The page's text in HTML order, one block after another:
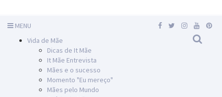
MENU
Vida de Mãe
Dicas de It Mãe
It Mãe Entrevista
Mães e o sucesso
Momento "Eu mereço"
Mães pelo Mundo